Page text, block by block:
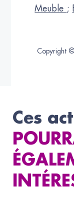
Meuble ;
Copyright
Ces